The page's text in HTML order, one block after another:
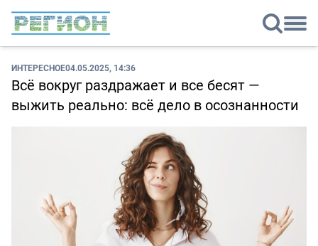
ИНТЕРЕСНОЕ04.05.2025, 14:36
Всё вокруг раздражает и все бесят —
выжить реально: всё дело в осознанности